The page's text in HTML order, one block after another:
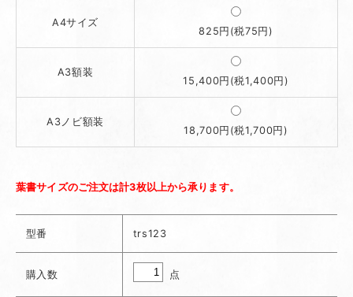
A4サイズ
825円(税75円)
A3額装
15,400円(税1,400円)
A3ノビ額装
18,700円(税1,700円)
葉書サイズのご注文は計3枚以上から承ります。
型番 trs123
購入数 点